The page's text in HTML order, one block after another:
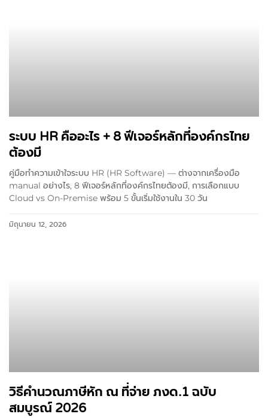
ระบบ HR คืออะไร + 8 ฟีเจอร์หลักที่องค์กรไทย
ต้องมี
คู่มือทำความเข้าใจระบบ HR (HR Software) — ต่างจากเครื่องมือ
manual อย่างไร, 8 ฟีเจอร์หลักที่องค์กรไทยต้องมี, การเลือกแบบ
Cloud vs On-Premise พร้อม 5 ขั้นเริ่มใช้งานใน 30 วัน
มิถุนายน 12, 2026
วิธีคำนวณภาษีหัก ณ ที่จ่าย ภงด.1 ฉบับ
สมบูรณ์ 2026